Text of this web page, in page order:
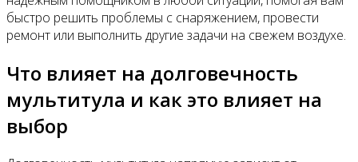
быстро решить проблемы с снаряжением, провести
ремонт или выполнить другие задачи на свежем воздухе.
Что влияет на долговечность
мультитула и как это влияет на
выбор